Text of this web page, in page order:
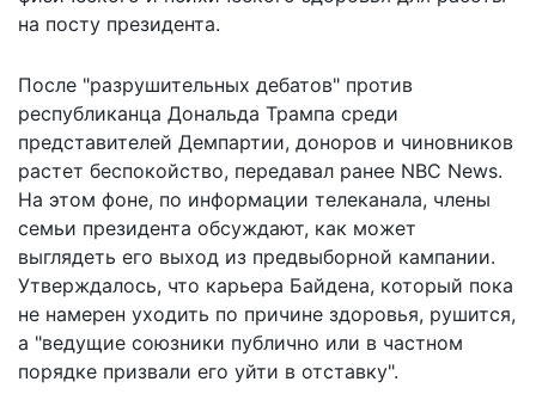
на посту президента.
После "разрушительных дебатов" против
республиканца Дональда Трампа среди
представителей Демпартии, доноров и чиновников
растет беспокойство, передавал ранее NBC News.
На этом фоне, по информации телеканала, члены
семьи президента обсуждают, как может
выглядеть его выход из предвыборной кампании.
Утверждалось, что карьера Байдена, который пока
не намерен уходить по причине здоровья, рушится,
а "ведущие союзники публично или в частном
порядке призвали его уйти в отставку".